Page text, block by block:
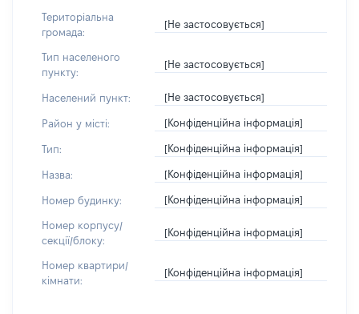
Територіальна
громада:
[Не застосовується]
Тип населеного
пункту:
[Не застосовується]
Населений пункт: [Не застосовується]
Район у місті: [Конфіденційна інформація]
Тип: [Конфіденційна інформація]
Назва: [Конфіденційна інформація]
Номер будинку: [Конфіденційна інформація]
Номер корпусу/
секції/блоку:
[Конфіденційна інформація]
Номер квартири/
кімнати:
[Конфіденційна інформація]